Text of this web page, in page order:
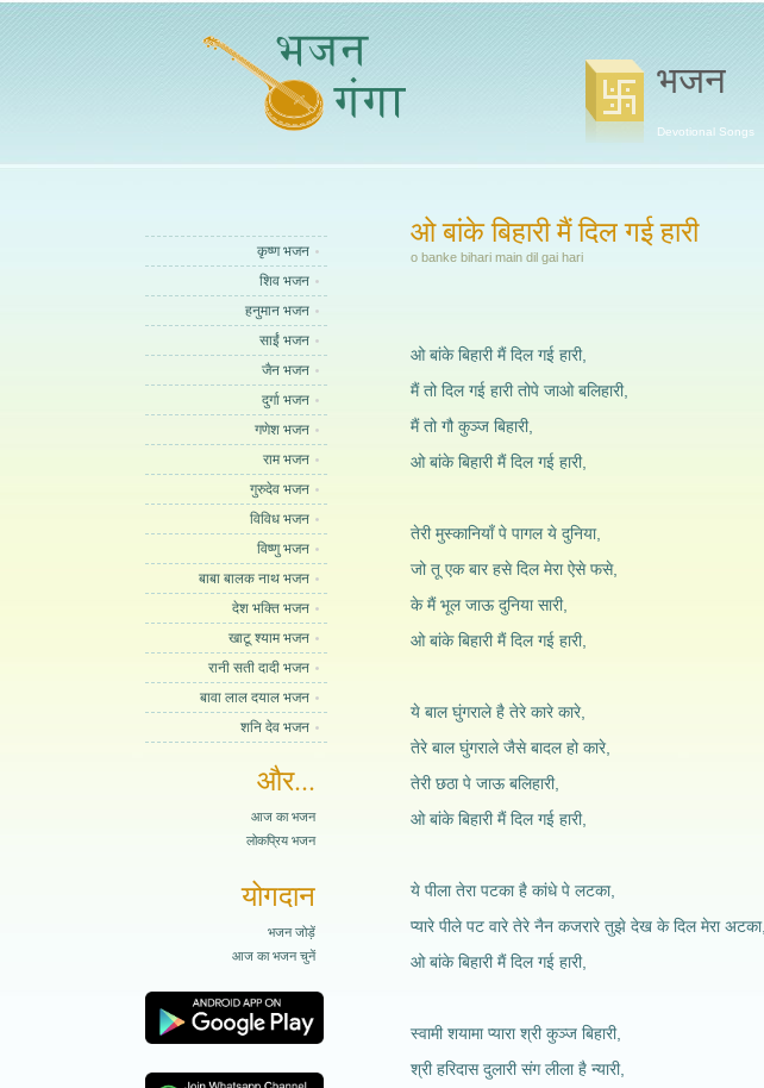
भजन
Devotional Songs
कृष्ण भजन
शिव भजन
हनुमान भजन
साईं भजन
जैन भजन
दुर्गा भजन
गणेश भजन
राम भजन
गुरुदेव भजन
विविध भजन
विष्णु भजन
बाबा बालक नाथ भजन
देश भक्ति भजन
खाटू श्याम भजन
रानी सती दादी भजन
बावा लाल दयाल भजन
शनि देव भजन
और...
आज का भजन
लोकप्रिय भजन
योगदान
भजन जोड़ें
आज का भजन चुनें
ओ बांके बिहारी मैं दिल गई हारी
o banke bihari main dil gai hari
ओ बांके बिहारी मैं दिल गई हारी,
मैं तो दिल गई हारी तोपे जाओ बलिहारी,
मैं तो गौ कुञ्ज बिहारी,
ओ बांके बिहारी मैं दिल गई हारी,
तेरी मुस्कानियाँ पे पागल ये दुनिया,
जो तू एक बार हसे दिल मेरा ऐसे फसे,
के मैं भूल जाऊ दुनिया सारी,
ओ बांके बिहारी मैं दिल गई हारी,
ये बाल घुंगराले है तेरे कारे कारे,
तेरे बाल घुंगराले जैसे बादल हो कारे,
तेरी छठा पे जाऊ बलिहारी,
ओ बांके बिहारी मैं दिल गई हारी,
ये पीला तेरा पटका है कांधे पे लटका,
प्यारे पीले पट वारे तेरे नैन कजरारे तुझे देख के दिल मेरा अटका,
ओ बांके बिहारी मैं दिल गई हारी,
स्वामी शयामा प्यारा श्री कुञ्ज बिहारी,
श्री हरिदास दुलारी संग लीला है न्यारी,